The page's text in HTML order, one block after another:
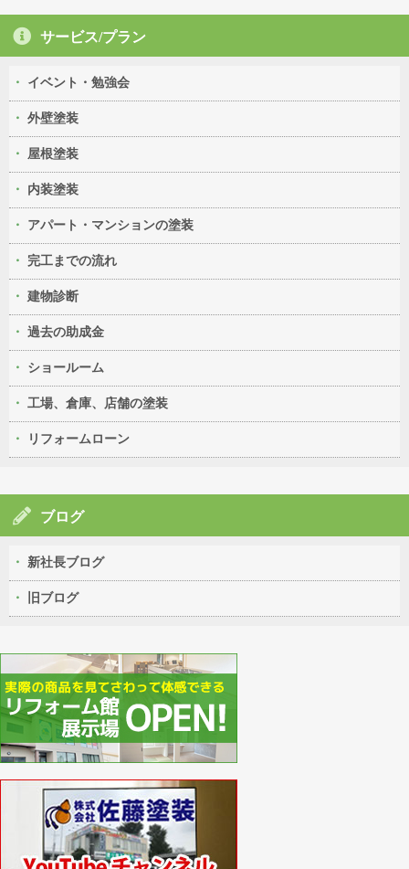
サービス/プラン
イベント・勉強会
外壁塗装
屋根塗装
内装塗装
アパート・マンションの塗装
完工までの流れ
建物診断
過去の助成金
ショールーム
工場、倉庫、店舗の塗装
リフォームローン
ブログ
新社長ブログ
旧ブログ